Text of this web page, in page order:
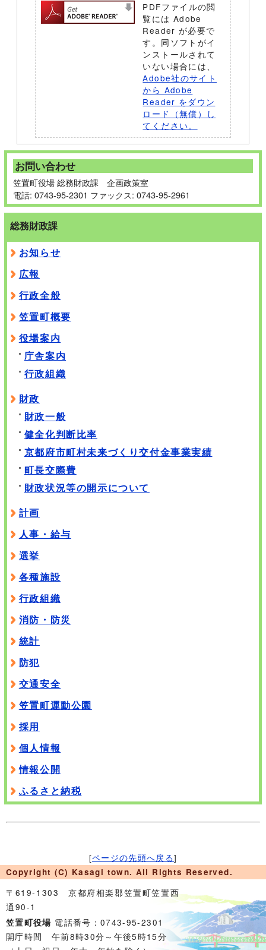
PDFファイルの閲
覧には Adobe
Reader が必要で
す。同ソフトがイ
ンストールされて
いない場合には、
Adobe社のサイト
から Adobe
Reader をダウン
ロード（無償）し
てください。
お問い合わせ
笠置町役場 総務財政課 企画政策室
電話: 0743-95-2301 ファックス: 0743-95-2961
総務財政課
お知らせ
広報
行政全般
笠置町概要
役場案内
庁舎案内
行政組織
財政
財政一般
健全化判断比率
京都府市町村未来づくり交付金事業実績
町長交際費
財政状況等の開示について
計画
人事・給与
選挙
各種施設
行政組織
消防・防災
統計
防犯
交通安全
笠置町運動公園
採用
個人情報
情報公開
ふるさと納税
[ページの先頭へ戻る]
Copyright (C) Kasagi town. All Rights Reserved.
〒619-1303 京都府相楽郡笠置町笠置西
通90-1
笠置町役場 電話番号：0743-95-2301
開庁時間 午前8時30分～午後5時15分